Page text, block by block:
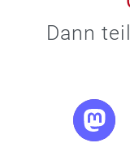
Dann